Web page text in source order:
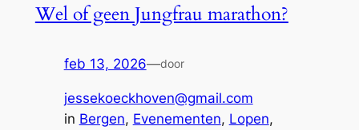
Wel of geen Jungfrau marathon?
feb 13, 2026—door
jessekoeckhoven@gmail.com
in Bergen, Evenementen, Lopen